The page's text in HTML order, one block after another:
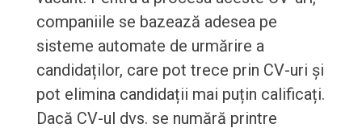
companiile se bazează adesea pe
sisteme automate de urmărire a
candidaților, care pot trece prin CV-uri și
pot elimina candidații mai puțin calificați.
Dacă CV-ul dvs. se numără printre